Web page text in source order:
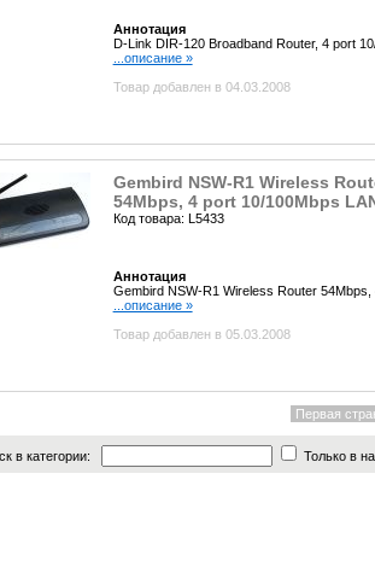
Аннотация
D-Link DIR-120 Broadband Router, 4 port
...описание »
Товар добавлен в 04.03.2008
Gembird NSW-R1 Wireless
54Mbps, 4 port 10/100Mbps
Код товара: L5433
Аннотация
Gembird NSW-R1 Wireless Router
...описание »
Товар добавлен в 05.03.2008
Первая
в категории: Только в